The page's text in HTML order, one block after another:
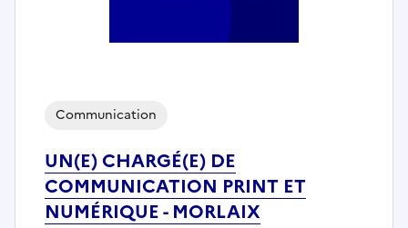
UN(E) CHARGÉ(E) DE
COMMUNICATION PRINT ET
NUMÉRIQUE - MORLAIX
Communication